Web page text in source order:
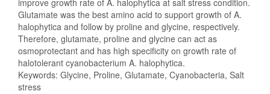
improve growth rate of A. halophytica at salt stress condition.
Glutamate was the best amino acid to support growth of A.
halophytica and follow by proline and glycine, respectively.
Therefore, glutamate, proline and glycine can act as
osmoprotectant and has high specificity on growth rate of
halotolerant cyanobacterium A. halophytica.
Keywords: Glycine, Proline, Glutamate, Cyanobacteria, Salt
stress